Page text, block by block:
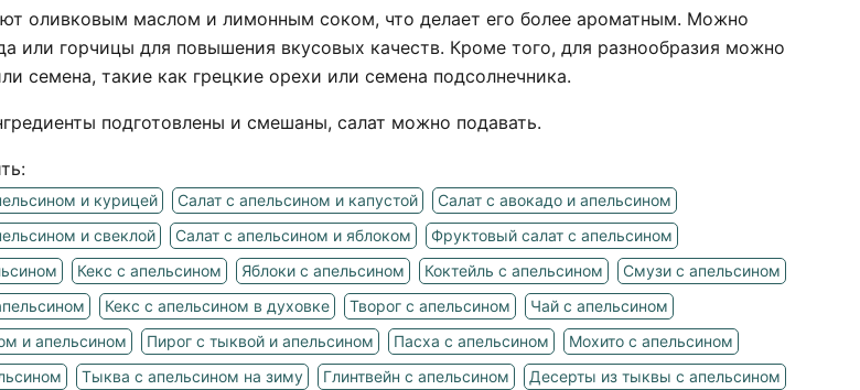
оливковым маслом и лимонным соком, что делает его более ароматным. Можно
или горчицы для повышения вкусовых качеств. Кроме того, для разнообразия можно
семена, такие как грецкие орехи или семена подсолнечника.
подготовлены и смешаны, салат можно подавать.
и курицей Салат с апельсином и капустой
Салат с авокадо и апельсином
и свеклой
Салат с апельсином и яблоком
Фруктовый салат с апельсином
Кекс с апельсином Яблоки с апельсином Коктейль с апельсином
Смузи с апельсином
Кекс с апельсином в духовке Творог с апельсином
Чай с апельсином
и апельсином
Пирог с тыквой и апельсином Пасха с апельсином
Мохито с апельсином
Тыква с апельсином на зиму Глинтвейн с апельсином
Десерты из тыквы с апельсином